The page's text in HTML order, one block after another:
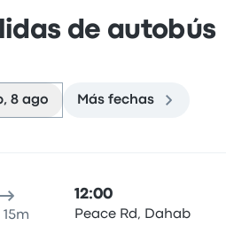
de autobús
8 ago Más fechas
12:00
Peace Rd, Dahab